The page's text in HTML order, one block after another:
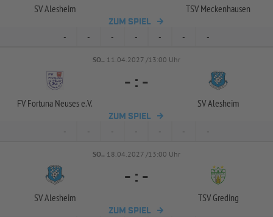
SV Alesheim TSV Meckenhausen
ZUM SPIEL
- - - - - - -
SO.. 11.04.2027 /13:00 Uhr
FV Fortuna Neuses e.V.
- : -
SV Alesheim
ZUM SPIEL
- - - - - - -
SO.. 18.04.2027 /13:00 Uhr
SV Alesheim
- : -
TSV Greding
ZUM SPIEL